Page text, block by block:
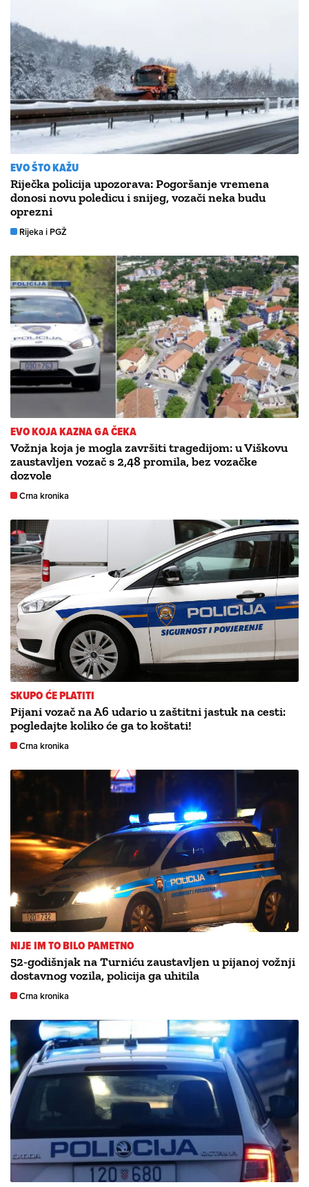
EVO ŠTO KAŽU
Riječka policija upozorava: Pogoršanje vremena
donosi novu poledicu i snijeg, vozači neka budu
oprezni
Rijeka i PGŽ
EVO KOJA KAZNA GA ČEKA
Vožnja koja je mogla završiti tragedijom: u Viškovu
zaustavljen vozač s 2,48 promila, bez vozačke
dozvole
Crna kronika
SKUPO ĆE PLATITI
Pijani vozač na A6 udario u zaštitni jastuk na cesti:
pogledajte koliko će ga to koštati!
Crna kronika
NIJE IM TO BILO PAMETNO
52-godišnjak na Turniću zaustavljen u pijanoj vožnji
dostavnog vozila, policija ga uhitila
Crna kronika